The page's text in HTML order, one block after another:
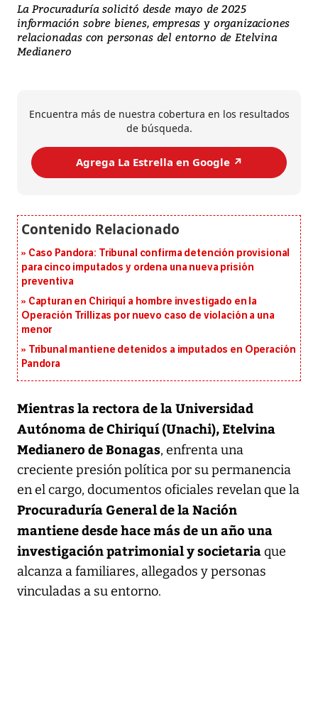
La Procuraduría solicitó desde mayo de 2025
información sobre bienes, empresas y organizaciones
relacionadas con personas del entorno de Etelvina
Medianero
Encuentra más de nuestra cobertura en los resultados
de búsqueda.
Agrega La Estrella en Google ↗️
Caso Pandora: Tribunal confirma detención provisional
para cinco imputados y ordena una nueva prisión
preventiva
Capturan en Chiriquí a hombre investigado en la
Operación Trillizas por nuevo caso de violación a una
menor
Tribunal mantiene detenidos a imputados en Operación
Pandora
Mientras la rectora de la Universidad
Autónoma de Chiriquí (Unachi), Etelvina
Medianero de Bonagas, enfrenta una
creciente presión política por su permanencia
en el cargo, documentos oficiales revelan que la
Procuraduría General de la Nación
mantiene desde hace más de un año una
investigación patrimonial y societariaque
alcanza a familiares, allegados y personas
vinculadas a su entorno.